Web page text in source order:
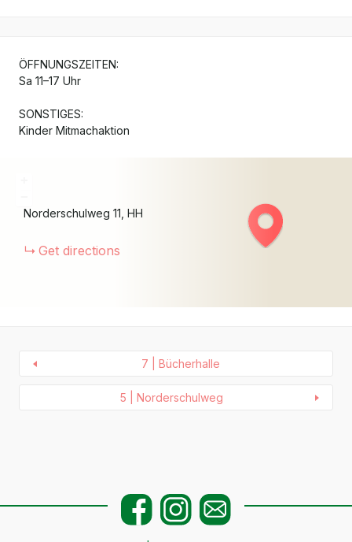
ÖFFNUNGSZEITEN:
Sa 11–17 Uhr
SONSTIGES:
Kinder Mitmachaktion
Norderschulweg 11 HH
Get directions
7 | Bücherhalle
5 | Norderschulweg